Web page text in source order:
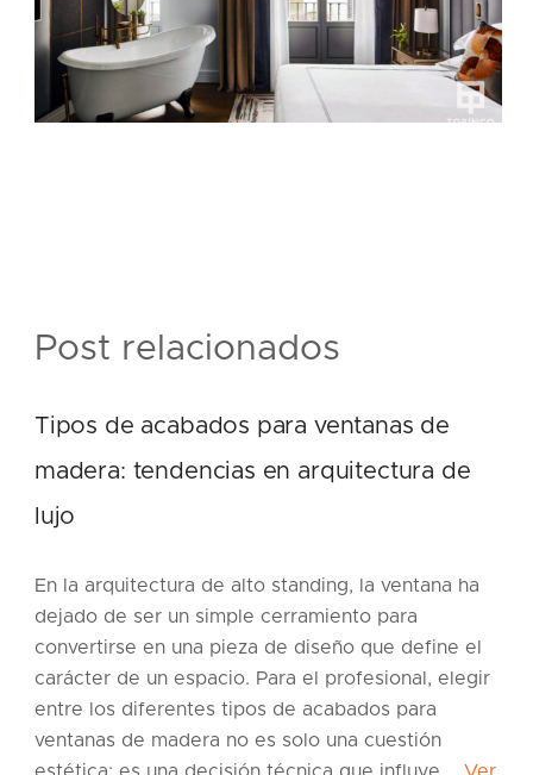
Post relacionados
Tipos de acabados para ventanas de
madera: tendencias en arquitectura de
lujo
En la arquitectura de alto standing, la ventana ha
dejado de ser un simple cerramiento para
convertirse en una pieza de diseño que define el
carácter de un espacio. Para el profesional, elegir
entre los diferentes tipos de acabados para
ventanas de madera no es solo una cuestión